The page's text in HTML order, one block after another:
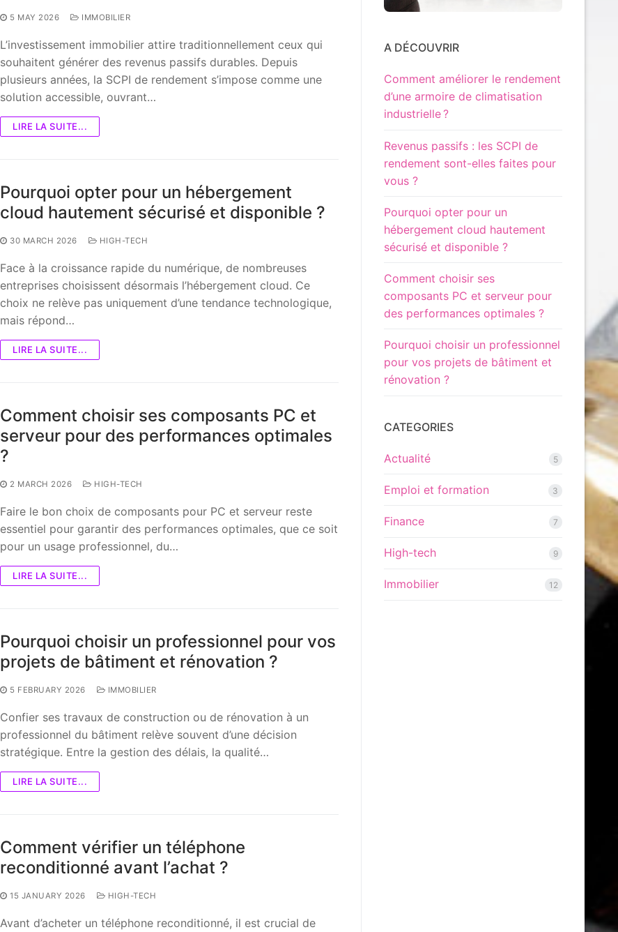
5 MAY 2026 IMMOBILIER
L’investissement immobilier attire traditionnellement ceux qui
souhaitent générer des revenus passifs durables. Depuis
plusieurs années, la SCPI de rendement s’impose comme une
solution accessible, ouvrant…
LIRE LA SUITE...
Pourquoi opter pour un hébergement
cloud hautement sécurisé et disponible ?
30 MARCH 2026 HIGH-TECH
Face à la croissance rapide du numérique, de nombreuses
entreprises choisissent désormais l’hébergement cloud. Ce
choix ne relève pas uniquement d’une tendance technologique,
mais répond…
LIRE LA SUITE...
Comment choisir ses composants PC et
serveur pour des performances optimales
?
2 MARCH 2026 HIGH-TECH
Faire le bon choix de composants pour PC et serveur reste
essentiel pour garantir des performances optimales, que ce soit
pour un usage professionnel, du…
LIRE LA SUITE...
Pourquoi choisir un professionnel pour vos
projets de bâtiment et rénovation ?
5 FEBRUARY 2026 IMMOBILIER
Confier ses travaux de construction ou de rénovation à un
professionnel du bâtiment relève souvent d’une décision
stratégique. Entre la gestion des délais, la qualité…
LIRE LA SUITE...
Comment vérifier un téléphone
reconditionné avant l’achat ?
15 JANUARY 2026 HIGH-TECH
Avant d’acheter un téléphone reconditionné, il est crucial de
A DÉCOUVRIR
Comment améliorer le rendement
d’une armoire de climatisation
industrielle ?
Revenus passifs : les SCPI de
rendement sont-elles faites pour
vous ?
Pourquoi opter pour un
hébergement cloud hautement
sécurisé et disponible ?
Comment choisir ses
composants PC et serveur pour
des performances optimales ?
Pourquoi choisir un professionnel
pour vos projets de bâtiment et
rénovation ?
CATEGORIES
Actualité 5
Emploi et formation 3
Finance 7
High-tech 9
Immobilier 12